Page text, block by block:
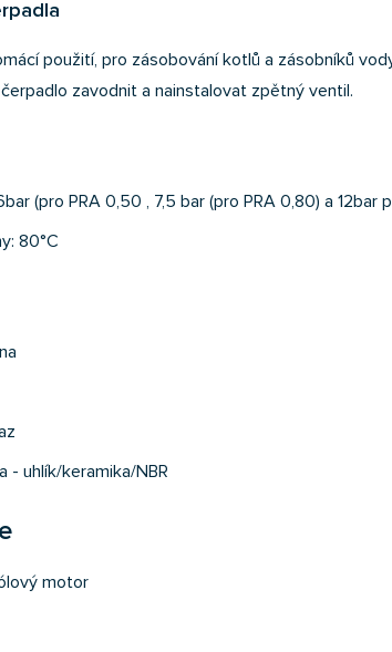
použití, pro zásobování kotlů a zásobníků
zavodnit a nainstalovat zpětný ventil.
(pro PRA 0,50 , 7,5 bar (pro PRA 0,80) a 12bar
80°C
- uhlík/keramika/NBR
motor